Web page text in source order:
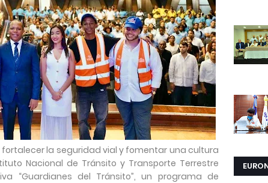
fortalecer la seguridad vial y fomentar una cultura
Nacional de Tránsito y Transporte Terrestre
“Guardianes del Tránsito”, un programa de